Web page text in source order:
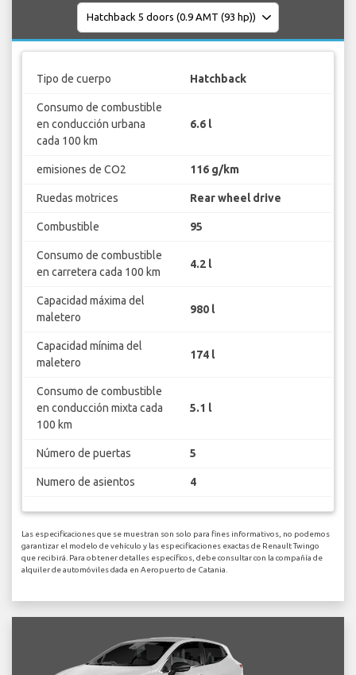
Tipo de cuerpo Hatchback
Consumo de combustible
en conducción urbana
cada 100 km
6.6 l
emisiones de CO2 116 g/km
Ruedas motrices Rear wheel drive
Combustible 95
Consumo de combustible
en carretera cada 100 km
4.2 l
Capacidad máxima del
maletero
980 l
Capacidad mínima del
maletero
174 l
Consumo de combustible
en conducción mixta cada
100 km
5.1 l
Número de puertas 5
Numero de asientos 4
Las especificaciones que se muestran son solo para fines informativos, no podemos
garantizar el modelo de vehículo y las especificaciones exactas de Renault Twingo
que recibirá. Para obtener detalles específicos, debe consultar con la compañía de
alquiler de automóviles dada en Aeropuerto de Catania.